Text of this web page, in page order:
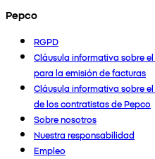
Pepco
RGPD
Cláusula informativa sobre
para la emisión de facturas
Cláusula informativa sobre
de los contratistas de Pepco
Sobre nosotros
Nuestra responsabilidad
Empleo